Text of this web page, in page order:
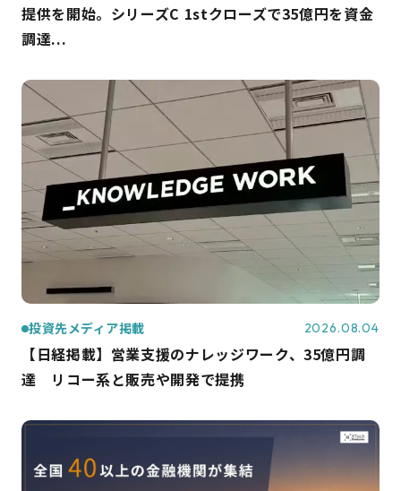
提供を開始。シリーズC 1stクローズで35億円を資金
調達...
投資先メディア掲載 2026.08.04
【日経掲載】営業支援のナレッジワーク、35億円調
達 リコー系と販売や開発で提携